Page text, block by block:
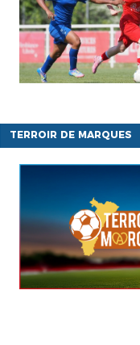
TERROIR DE MARQUES